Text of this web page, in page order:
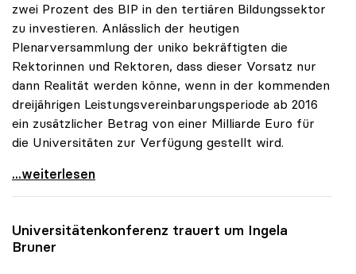
zwei Prozent des BIP in den tertiären Bildungssektor
zu investieren. Anlässlich der heutigen
Plenarversammlung der uniko bekräftigten die
Rektorinnen und Rektoren, dass dieser Vorsatz nur
dann Realität werden könne, wenn in der kommenden
dreijährigen Leistungsvereinbarungsperiode ab 2016
ein zusätzlicher Betrag von einer Milliarde Euro für
die Universitäten zur Verfügung gestellt wird.
uniko zu Zwei-Prozent-BIP-Ziel: Nur mit
...weiterlesen
Universitätenkonferenz trauert um Ingela
Bruner